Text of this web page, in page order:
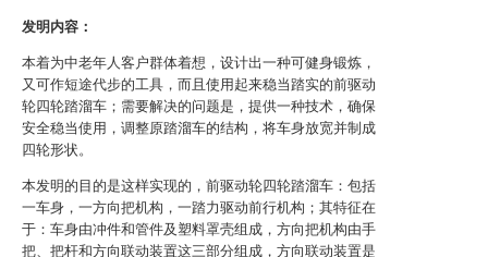
发明内容：
本着为中老年人客户群体着想，设计出一种可健身锻炼，
又可作短途代步的工具，而且使用起来稳当踏实的前驱动
轮四轮踏溜车；需要解决的问题是，提供一种技术，确保
安全稳当使用，调整原踏溜车的结构，将车身放宽并制成
四轮形状。
本发明的目的是这样实现的，前驱动轮四轮踏溜车：包括
一车身，一方向把机构，一踏力驱动前行机构；其特征在
于：车身由冲件和管件及塑料罩壳组成，方向把机构由手
把、把杆和方向联动装置这三部分组成，方向联动装置是